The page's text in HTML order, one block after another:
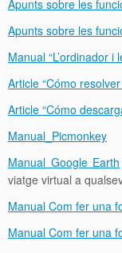
Apunts sobre les
Apunts sobre les
Manual “L’ordinador i
Article “Cómo
Article “Cómo
Manual_Picmonkey
Manual Google Earth
viatge virtual a
Manual Com fer una
Manual Com fer una